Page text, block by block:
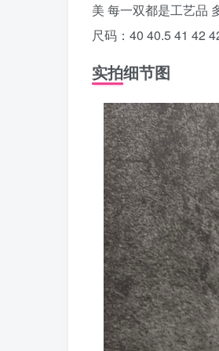
美 每一双都是工艺品
尺码：40 40.5 41 42
实拍细节图